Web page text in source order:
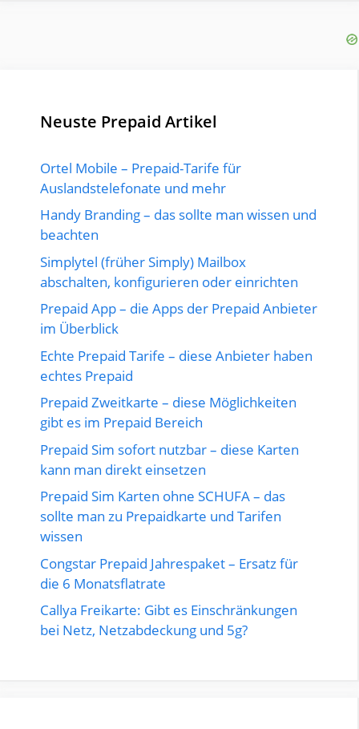
Neuste Prepaid Artikel
Ortel Mobile – Prepaid-Tarife für
Auslandstelefonate und mehr
Handy Branding – das sollte man wissen und
beachten
Simplytel (früher Simply) Mailbox
abschalten, konfigurieren oder einrichten
Prepaid App – die Apps der Prepaid Anbieter
im Überblick
Echte Prepaid Tarife – diese Anbieter haben
echtes Prepaid
Prepaid Zweitkarte – diese Möglichkeiten
gibt es im Prepaid Bereich
Prepaid Sim sofort nutzbar – diese Karten
kann man direkt einsetzen
Prepaid Sim Karten ohne SCHUFA – das
sollte man zu Prepaidkarte und Tarifen
wissen
Congstar Prepaid Jahrespaket – Ersatz für
die 6 Monatsflatrate
Callya Freikarte: Gibt es Einschränkungen
bei Netz, Netzabdeckung und 5g?